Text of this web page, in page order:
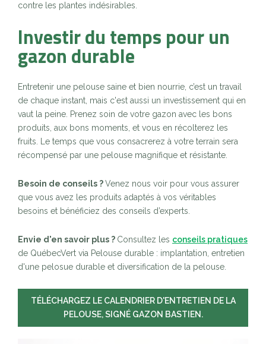
contre les plantes indésirables.
Investir du temps pour un
gazon durable
Entretenir une pelouse saine et bien nourrie, c’est un travail
de chaque instant, mais c'est aussi un investissement qui en
vaut la peine. Prenez soin de votre gazon avec les bons
produits, aux bons moments, et vous en récolterez les
fruits. Le temps que vous consacrerez à votre terrain sera
récompensé par une pelouse magnifique et résistante.
Besoin de conseils ?Venez nous voir pour vous assurer
que vous avez les produits adaptés à vos véritables
besoins et bénéficiez des conseils d’experts.
Envie d'en savoir plus ? Consultez les conseils pratiques
de QuébecVert via Pelouse durable : implantation, entretien
d'une pelosue durable et diversification de la pelouse.
TÉLÉCHARGEZ LE CALENDRIER D'ENTRETIEN DE LA
PELOUSE, SIGNÉ GAZON BASTIEN.